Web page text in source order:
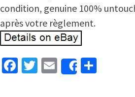
condition, genuine 100%
après votre règlement.
Facebook
Twitter
EmailShare